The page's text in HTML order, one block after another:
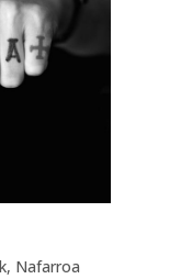
, Nafarroa